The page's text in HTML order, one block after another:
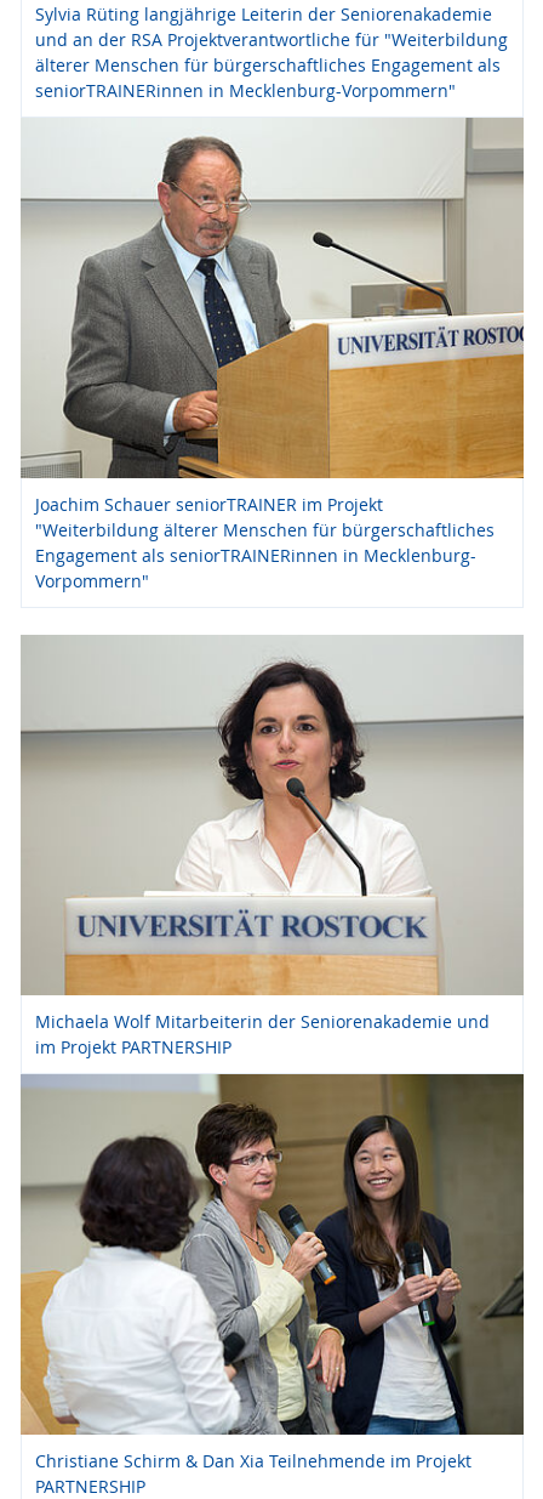
Sylvia Rüting langjährige Leiterin der Seniorenakademie
und an der RSA Projektverantwortliche für "Weiterbildung
älterer Menschen für bürgerschaftliches Engagement als
seniorTRAINERinnen in Mecklenburg-Vorpommern"
Joachim Schauer seniorTRAINER im Projekt
"Weiterbildung älterer Menschen für bürgerschaftliches
Engagement als seniorTRAINERinnen in Mecklenburg-
Vorpommern"
Michaela Wolf Mitarbeiterin der Seniorenakademie und
im Projekt PARTNERSHIP
Christiane Schirm & Dan Xia Teilnehmende im Projekt
PARTNERSHIP